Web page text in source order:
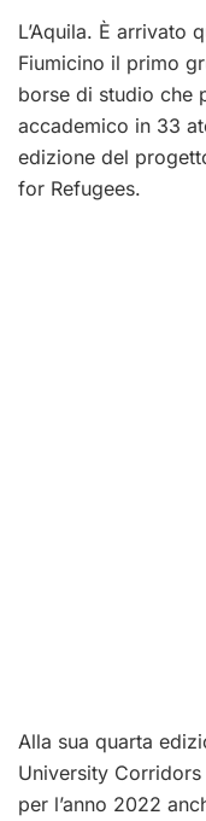
L’Aquila. È arrivato
Fiumicino il primo
borse di studio che
accademico in 33
edizione del
for Refugees.
Alla sua quarta
University
per l’anno 2022